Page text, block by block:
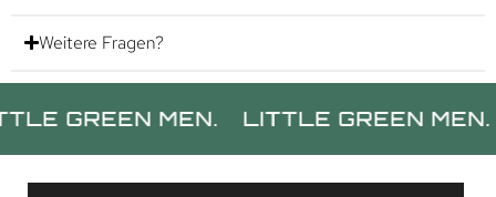
Weitere Fragen?
MEN. LITTLE GREEN MEN.